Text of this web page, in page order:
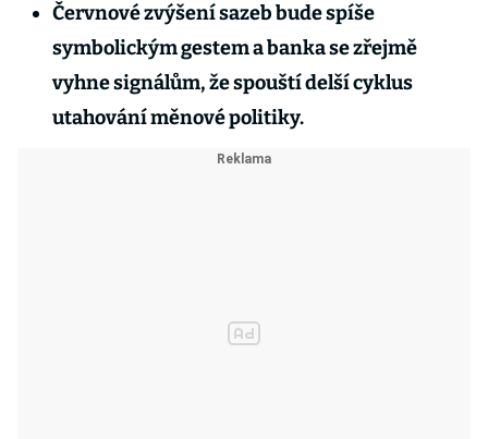
Červnové zvýšení sazeb bude spíše
symbolickým gestem a banka se zřejmě
vyhne signálům, že spouští delší cyklus
utahování měnové politiky.